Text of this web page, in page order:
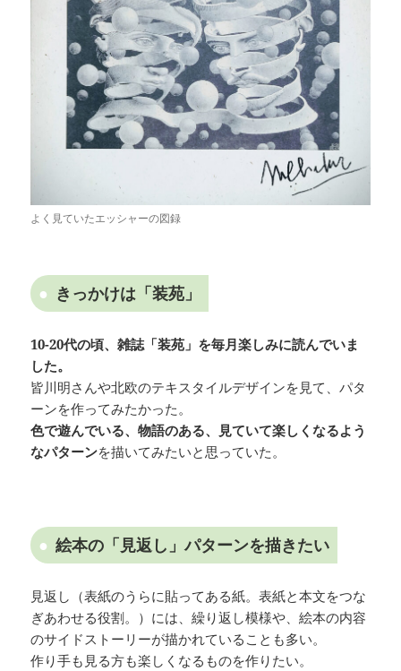
よく見ていたエッシャーの図録
きっかけは「装苑」
10-20代の頃、雑誌「装苑」を毎月楽しみに読んでいま
した。
皆川明さんや北欧のテキスタイルデザインを見て、パタ
ーンを作ってみたかった。
色で遊んでいる、物語のある、見ていて楽しくなるよう
なパターンを描いてみたいと思っていた。
絵本の「見返し」パターンを描きたい
見返し（表紙のうらに貼ってある紙。表紙と本文をつな
ぎあわせる役割。）には、繰り返し模様や、絵本の内容
のサイドストーリーが描かれていることも多い。
作り手も見る方も楽しくなるものを作りたい。